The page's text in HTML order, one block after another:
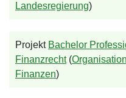
Landesregierung)
Projekt Bachelor
Finanzrecht(Organisation
Finanzen)